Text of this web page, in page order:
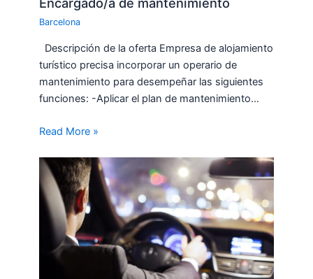
Barcelona
Descripción de la oferta Empresa de alojamiento
turístico precisa incorporar un operario de
mantenimiento para desempeñar las siguientes
funciones: -Aplicar el plan de mantenimiento…
Read More »